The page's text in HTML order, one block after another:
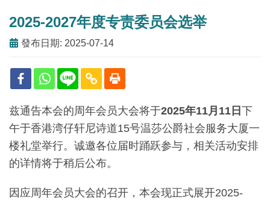
2025-2027年度专责委员会选举
發布日期: 2025-07-14
兹通告本会的周年会员大会将于2025年11月11日 下
午于香港湾仔轩尼诗道15号温莎公爵社会服务大厦一
楼礼堂举行。诚邀各位届时踊跃参与，相关活动安排
的详情将于稍后公布。
因应周年会员大会的召开，本会现正式展开2025-